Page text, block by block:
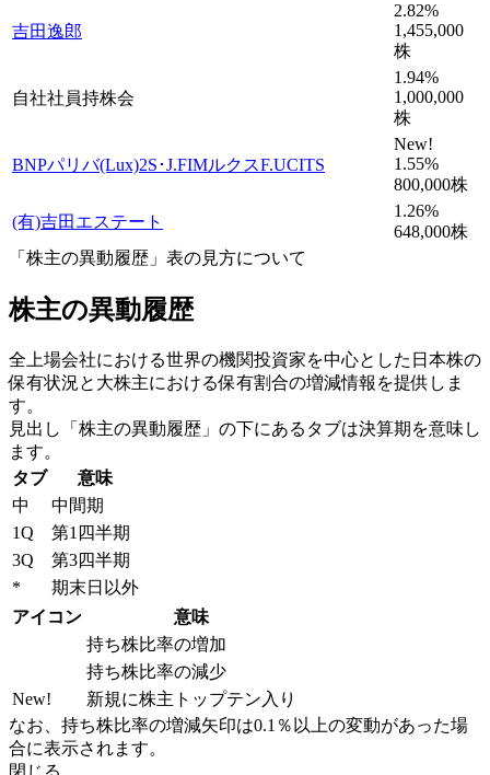
吉田逸郎
2.82%
1,455,000
株
自社社員持株会
1.94%
1,000,000
株
BNPパリバ(Lux)2S･J.FIMルクスF.UCITS
New!
1.55%
800,000株
(有)吉田エステート
1.26%
648,000株
「株主の異動履歴」表の見方について
株主の異動履歴
全上場会社における世界の機関投資家を中心とした日本株の
保有状況と大株主における保有割合の増減情報を提供しま
す。
見出し「株主の異動履歴」の下にあるタブは決算期を意味し
ます。
タブ
意味
中
中間期
1Q
第1四半期
3Q
第3四半期
*
期末日以外
アイコン
意味
持ち株比率の増加
持ち株比率の減少
New!
新規に株主トップテン入り
なお、持ち株比率の増減矢印は0.1％以上の変動があった場
合に表示されます。